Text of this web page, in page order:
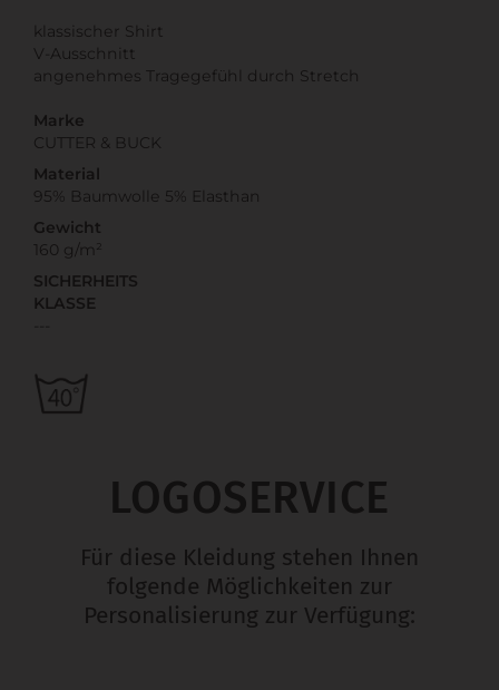
klassischer Shirt
V-Ausschnitt
angenehmes Tragegefühl durch Stretch
Marke
CUTTER & BUCK
Material
95% Baumwolle 5% Elasthan
Gewicht
160 g/m²
SICHERHEITS
KLASSE
LOGOSERVICE
Für diese Kleidung stehen Ihnen
folgende Möglichkeiten zur
Personalisierung zur Verfügung: